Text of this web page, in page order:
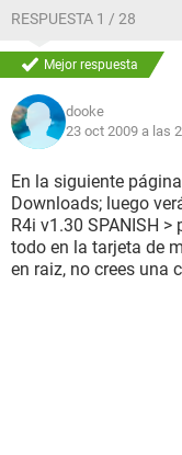
RESPUESTA 1 / 28
Mejor respuesta
dooke
23 oct 2009 a las
En la siguiente
Downloads; luego
R4i v1.30 SPANISH
todo en la tarjeta de
en raiz, no crees una